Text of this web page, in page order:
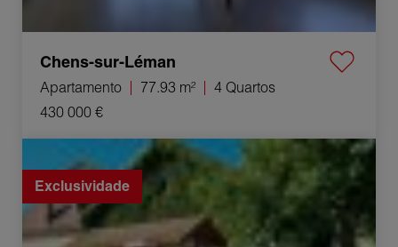
Chens-sur-Léman
Apartamento 77.93 m²
4 Quartos
430 000 €
Venda Casa Lons-le-Saunier 10 Quartos 280 m²
Exclusividade